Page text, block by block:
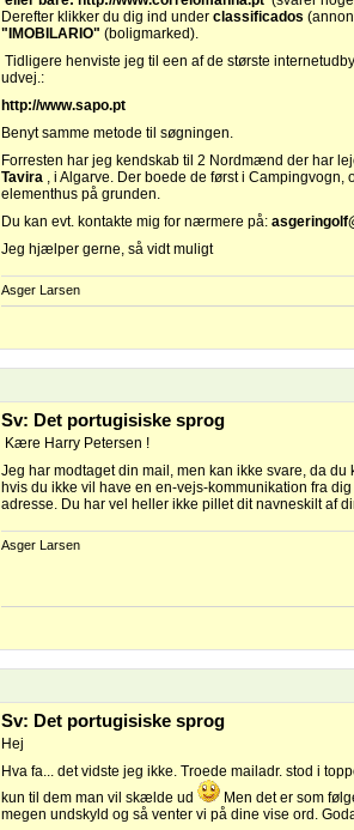
Derefter klikker du dig ind under classificados
"IMOBILARIO" (boligmarked).
Tidligere henviste jeg til een af de største
udvej.:
http://www.sapo.pt
Benyt samme metode til søgningen.
Forresten har jeg kendskab til 2 Nordmænd der har
Tavira , i Algarve. Der boede de først i Campingvogn,
elementhus på grunden.
Du kan evt. kontakte mig for nærmere på:
Jeg hjælper gerne, så vidt muligt
Asger Larsen
Sv: Det portugisiske sprog
Kære Harry Petersen !
Jeg har modtaget din mail, men kan ikke svare, da du
hvis du ikke vil have en en-vejs-kommunikation fra
adresse. Du har vel heller ikke pillet dit navneskilt af
Asger Larsen
Sv: Det portugisiske sprog
Hej
Hva fa... det vidste jeg ikke. Troede mailadr. stod i
kun til dem man vil skælde ud
Men det er som
megen undskyld og så venter vi på dine vise ord.